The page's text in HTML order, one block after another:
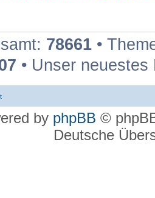
78661 •
• Unser
by phpBB ©
Deutsche